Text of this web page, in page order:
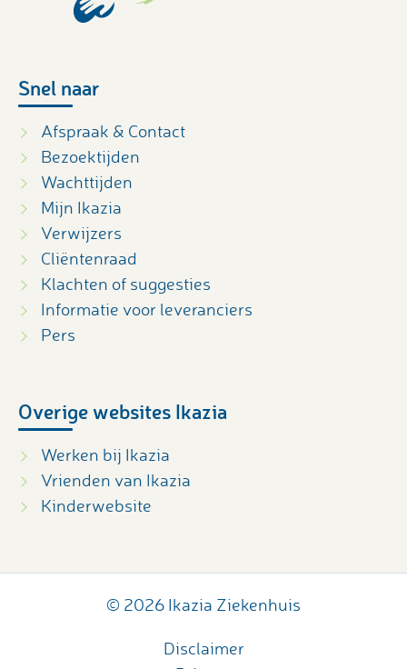
Snel naar
Afspraak & Contact
Bezoektijden
Wachttijden
Mijn Ikazia
Verwijzers
Cliëntenraad
Klachten of suggesties
Informatie voor leveranciers
Pers
Overige websites Ikazia
Werken bij Ikazia
Vrienden van Ikazia
Kinderwebsite
© 2026 Ikazia Ziekenhuis
Disclaimer